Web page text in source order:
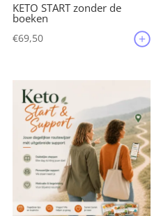
KETO START zonder de
boeken
€69,50